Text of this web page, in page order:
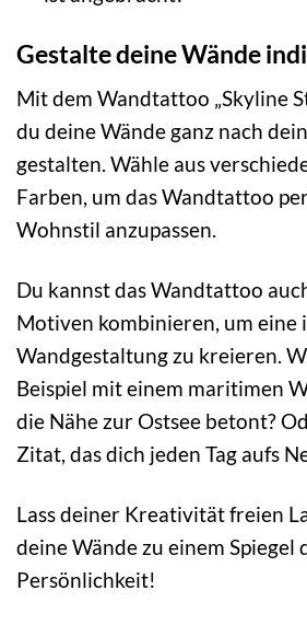
Gestalte deine Wände
Mit dem Wandtattoo „Skyline
du deine Wände ganz nach
gestalten. Wähle aus
Farben, um das Wandtattoo
Wohnstil anzupassen.
Du kannst das Wandtattoo
Motiven kombinieren, um eine
Wandgestaltung zu kreieren.
Beispiel mit einem maritimen
die Nähe zur Ostsee betont?
Zitat, das dich jeden Tag aufs
Lass deiner Kreativität freien
deine Wände zu einem Spiegel
Persönlichkeit!